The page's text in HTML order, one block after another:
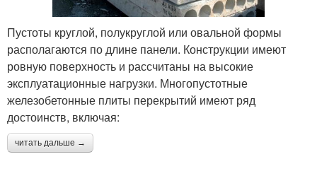
Пустоты круглой, полукруглой или овальной формы
располагаются по длине панели. Конструкции имеют
ровную поверхность и рассчитаны на высокие
эксплуатационные нагрузки. Многопустотные
железобетонные плиты перекрытий имеют ряд
достоинств, включая:
читать дальше →